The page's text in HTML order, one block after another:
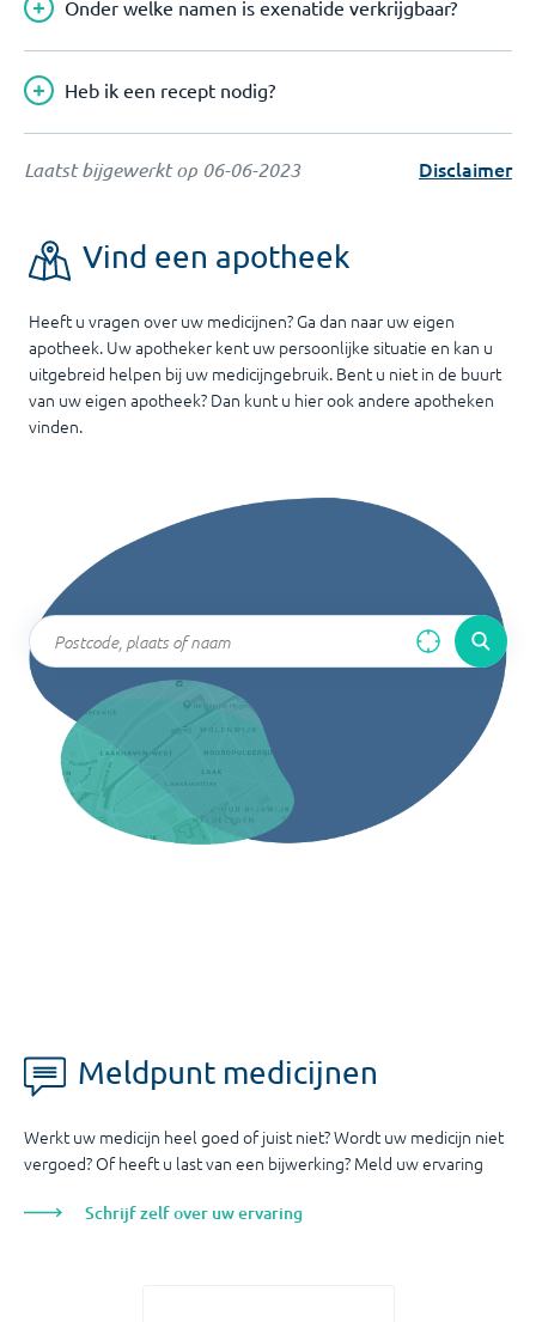
Onder welke namen is exenatide verkrijgbaar?
Heb ik een recept nodig?
Laatst bijgewerkt op 06-06-2023 Disclaimer
Vind een apotheek
Heeft u vragen over uw medicijnen? Ga dan naar uw eigen
apotheek. Uw apotheker kent uw persoonlijke situatie en kan u
uitgebreid helpen bij uw medicijngebruik. Bent u niet in de buurt
van uw eigen apotheek? Dan kunt u hier ook andere apotheken
vinden.
Meldpunt medicijnen
Werkt uw medicijn heel goed of juist niet? Wordt uw medicijn niet
vergoed? Of heeft u last van een bijwerking? Meld uw ervaring
Schrijf zelf over uw ervaring